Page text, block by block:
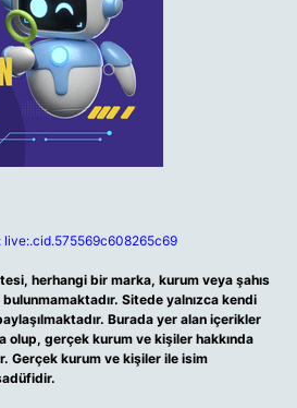
live:.cid.575569c608265c69
herhangi bir marka, kurum veya şahıs
Sitede yalnızca kendi
Burada yer alan içerikler
olup, gerçek kurum ve kişiler hakkında
Gerçek kurum ve kişiler ile isim